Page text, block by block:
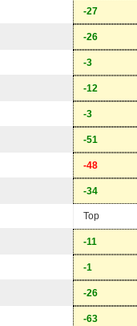
-27
-26
-3
-12
-3
-51
-48
-34
Top
-11
-1
-26
-63